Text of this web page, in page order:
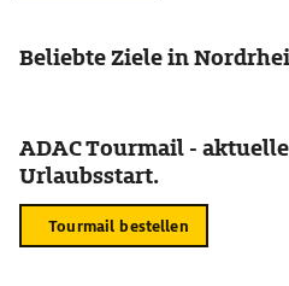
Beliebte Ziele in
ADAC Tourmail -
Urlaubsstart.
Tourmail bestellen